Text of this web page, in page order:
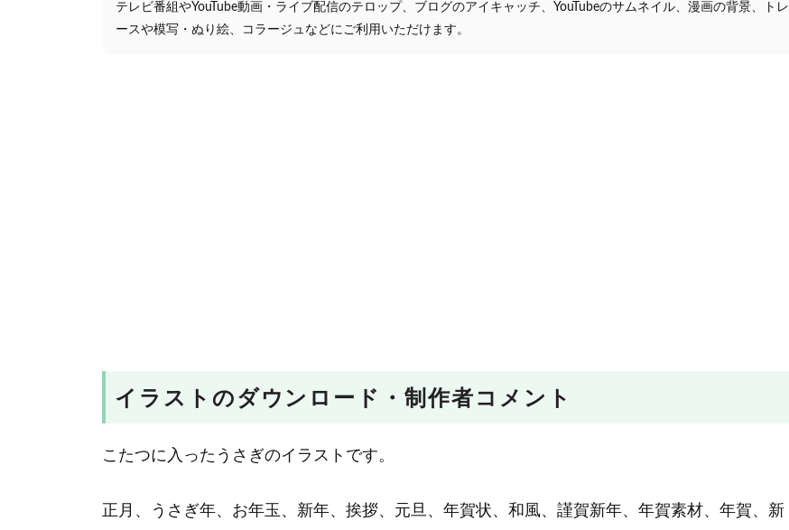
テレビ番組やYouTube動画・ライブ配信のテロップ、ブログのアイキャッチ、YouTubeのサムネイル、漫画の背景、トレ
ースや模写・ぬり絵、コラージュなどにご利用いただけます。
イラストのダウンロード・制作者コメント
こたつに入ったうさぎのイラストです。
正月、うさぎ年、お年玉、新年、挨拶、元旦、年賀状、和風、謹賀新年、年賀素材、年賀、新